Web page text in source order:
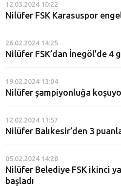
12.03.2024 10:22
Nilüfer FSK Karasuspor
26.02.2024 14:25
Nilüfer FSK’dan İnegöl’de 4
19.02.2024 13:04
Nilüfer şampiyonluğa
12.02.2024 11:57
Nilüfer Balıkesir’den 3
05.02.2024 14:28
Nilüfer Belediye FSK ikinci
başladı